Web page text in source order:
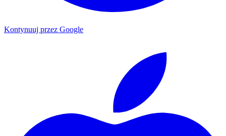
Kontynuuj przez Google